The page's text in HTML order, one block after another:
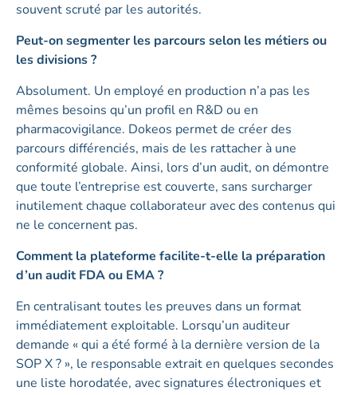
souvent scruté par les autorités.
Peut-on segmenter les parcours selon les métiers ou
les divisions ?
Absolument. Un employé en production n’a pas les
mêmes besoins qu’un profil en R&D ou en
pharmacovigilance. Dokeos permet de créer des
parcours différenciés, mais de les rattacher à une
conformité globale. Ainsi, lors d’un audit, on démontre
que toute l’entreprise est couverte, sans surcharger
inutilement chaque collaborateur avec des contenus qui
ne le concernent pas.
Comment la plateforme facilite-t-elle la préparation
d’un audit FDA ou EMA ?
En centralisant toutes les preuves dans un format
immédiatement exploitable. Lorsqu’un auditeur
demande « qui a été formé à la dernière version de la
SOP X ? », le responsable extrait en quelques secondes
une liste horodatée, avec signatures électroniques et